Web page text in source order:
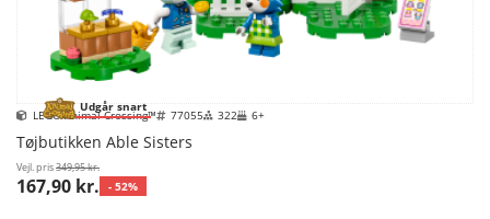
Udgår snart
LEGO Animal Crossing™ 77055 322 6+
Tøjbutikken Able Sisters
Vejl. pris349,95 kr.
167,90 kr. - 52%